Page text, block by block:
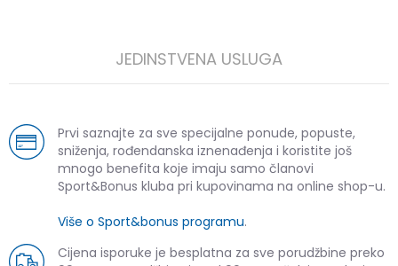
JEDINSTVENA USLUGA
Prvi saznajte za sve specijalne ponude, popuste,
sniženja, rođendanska iznenađenja i koristite još
mnogo benefita koje imaju samo članovi
Sport&Bonus kluba pri kupovinama na online shop-u.
Više o Sport&bonus programu.
Cijena isporuke je besplatna za sve porudžbine preko